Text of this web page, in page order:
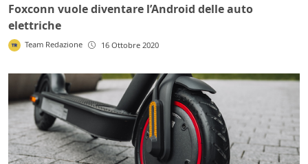
Foxconn vuole diventare l’Android delle auto
elettriche
Team Redazione 16 Ottobre 2020